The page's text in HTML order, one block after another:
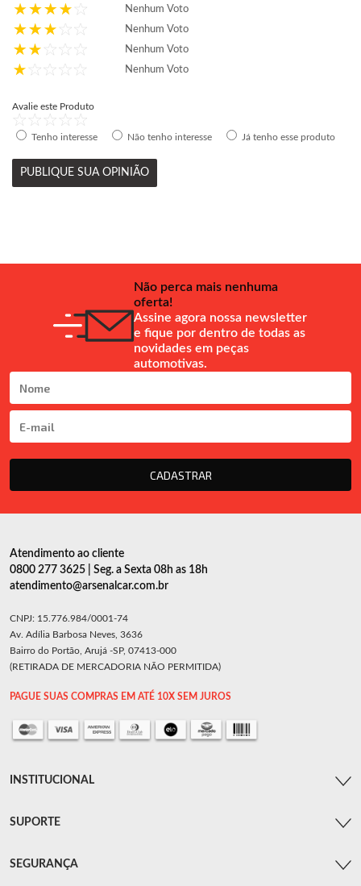
Nenhum Voto
Nenhum Voto
Nenhum Voto
Nenhum Voto
Avalie este Produto
Tenho interesse Não tenho interesse Já tenho esse produto
PUBLIQUE SUA OPINIÃO
Não perca mais nenhuma
oferta!
Assine agora nossa newsletter
e fique por dentro de todas as
novidades em peças
automotivas.
CADASTRAR
Atendimento ao cliente
0800 277 3625 | Seg. a Sexta 08h as 18h
atendimento@arsenalcar.com.br
CNPJ: 15.776.984/0001-74
Av. Adília Barbosa Neves, 3636
Bairro do Portão, Arujá -SP, 07413-000
(RETIRADA DE MERCADORIA NÃO PERMITIDA)
PAGUE SUAS COMPRAS EM ATÉ 10X SEM JUROS
INSTITUCIONAL
SUPORTE
SEGURANÇA